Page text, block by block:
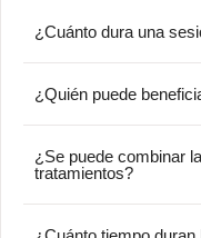
¿Cuánto dura una
¿Quién puede
¿Se puede combinar
tratamientos?